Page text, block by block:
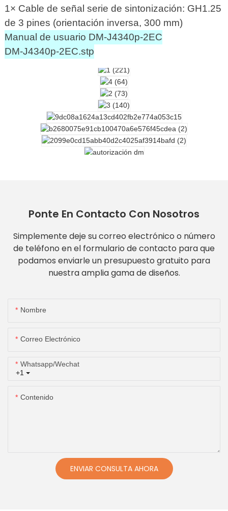
1× Cable de señal serie de sintonización: GH1.25
de 3 pines (orientación inversa, 300 mm)
Manual de usuario DM-J4340p-2EC
DM-J4340p-2EC.stp
Ponte En Contacto Con Nosotros
Simplemente deje su correo electrónico o número
de teléfono en el formulario de contacto para que
podamos enviarle un presupuesto gratuito para
nuestra amplia gama de diseños.
Nombre
Correo Electrónico
+1
Whatsapp/wechat
Contenido
ENVIAR CONSULTA AHORA